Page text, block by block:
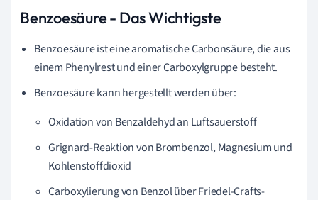
Benzoesäure - Das Wichtigste
Benzoesäure ist eine aromatische Carbonsäure, die aus
einem Phenylrest und einer Carboxylgruppe besteht.
Benzoesäure kann hergestellt werden über:
Oxidation von Benzaldehyd an Luftsauerstoff
Grignard-Reaktion von Brombenzol, Magnesium und
Kohlenstoffdioxid
Carboxylierung von Benzol über Friedel-Crafts-